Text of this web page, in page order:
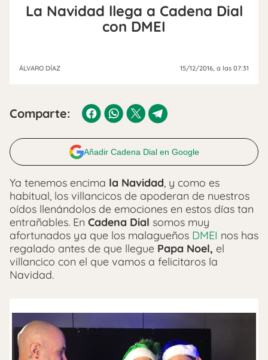
La Navidad llega a Cadena Dial
con DMEI
ÁLVARO DÍAZ 15/12/2016 , a las 07:31
Comparte:
Añadir Cadena Dial en Google
Ya tenemos encima la Navidad, y como es
habitual, los villancicos de apoderan de nuestros
oídos llenándolos de emociones en estos días tan
entrañables. En Cadena Dial somos muy
afortunados ya que los malagueños DMEI nos has
regalado antes de que llegue Papa Noel, el
villancico con el que vamos a felicitaros la
Navidad.